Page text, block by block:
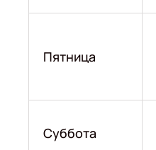
Пятница
Суббота